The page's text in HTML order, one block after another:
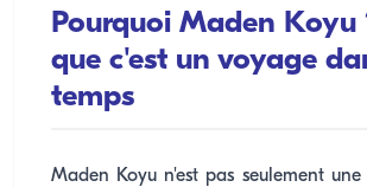
Pourquoi Maden Koyu
que c'est un voyage
temps
Maden Koyu n'est pas seulement